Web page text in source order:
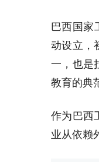
巴西国家
动设立，
一，也是
教育的典
作为巴西
业从依赖